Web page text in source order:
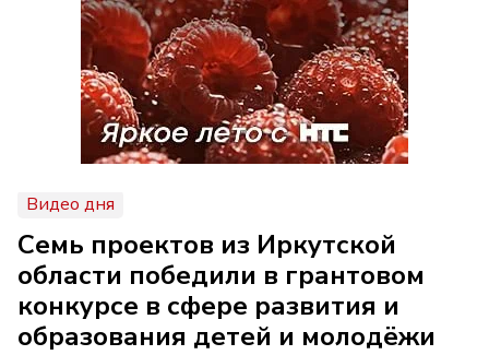
Видео дня
Семь проектов из Иркутской
области победили в грантовом
конкурсе в сфере развития и
образования детей и молодёжи